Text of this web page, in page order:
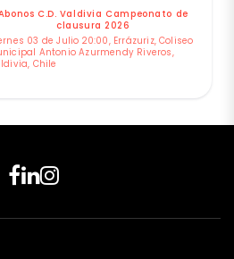
C.D. Valdivia Campeonato de
clausura 2026
03 de Julio 20:00, Errázuriz, Coliseo
Antonio Azurmendy Riveros,
Chile